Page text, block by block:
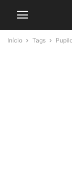
Início Tags